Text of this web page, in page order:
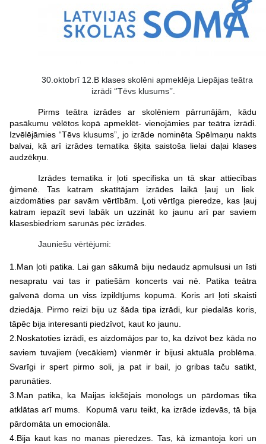
30.oktobrī 12.B klases skolēni apmeklēja Liepājas teātra
izrādi ‘’Tēvs klusums’’.
Pirms teātra izrādes ar skolēniem pārrunājām, kādu
pasākumu vēlētos kopā apmeklēt- vienojāmies par teātra izrādi.
Izvēlējāmies “Tēvs klusums”, jo izrāde nominēta Spēlmaņu nakts
balvai, kā arī izrādes tematika šķita saistoša lielai daļai klases
audzēkņu.
Izrādes tematika ir ļoti specifiska un tā skar attiecības
ģimenē. Tas katram skatītājam izrādes laikā ļauj un liek
aizdomāties par savām vērtībām. Ļoti vērtīga pieredze, kas ļauj
katram iepazīt sevi labāk un uzzināt ko jaunu arī par saviem
klasesbiedriem sarunās pēc izrādes.
Jauniešu vērtējumi:
1.Man ļoti patika. Lai gan sākumā biju nedaudz apmulsusi un īsti
nesapratu vai tas ir patiešām koncerts vai nē. Patika teātra
galvenā doma un viss izpildījums kopumā. Koris arī ļoti skaisti
dziedāja. Pirmo reizi biju uz šāda tipa izrādi, kur piedalās koris,
tāpēc bija interesanti piedzīvot, kaut ko jaunu.
2.Noskatoties izrādi, es aizdomājos par to, ka dzīvot bez kāda no
saviem tuvajiem (vecākiem) vienmēr ir bijusi aktuāla problēma.
Svarīgi ir spert pirmo soli, ja pat ir bail, jo gribas taču satikt,
parunāties.
3.Man patika, ka Maijas iekšējais monologs un pārdomas tika
atklātas arī mums. Kopumā varu teikt, ka izrāde izdevās, tā bija
pārdomāta un emocionāla.
4.Bija kaut kas no manas pieredzes. Tas, kā izmantoja kori un